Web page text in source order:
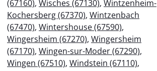
(67160), Wisches (67130), Wintzenheim-
Kochersberg (67370), Wintzenbach
(67470), Wintershouse (67590),
Wingersheim (67270), Wingersheim
(67170), Wingen-sur-Moder (67290),
Wingen (67510), Windstein (67110),